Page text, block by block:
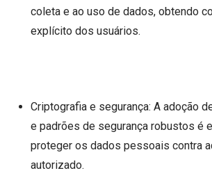
coleta e ao uso de dados, obtendo
explícito dos usuários.
Criptografia e segurança: A adoção
e padrões de segurança robustos é
proteger os dados pessoais contra
autorizado.